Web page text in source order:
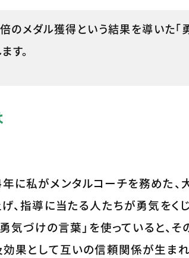
メダル獲得という結果を導いた「勇
す。
に私がメンタルコーチを務めた
、指導に当たる人たちが勇気をく
気づけの言葉」を使っていると、
効果として互いの信頼関係が生ま